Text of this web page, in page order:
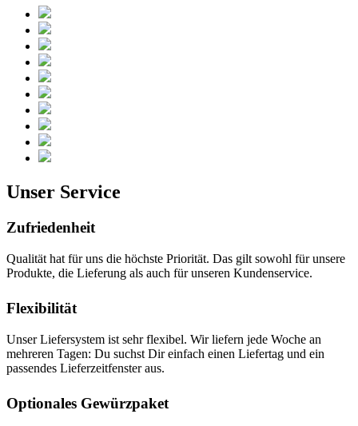
Unser Service
Zufriedenheit
Qualität hat für uns die höchste Priorität. Das gilt sowohl für unsere
Produkte, die Lieferung als auch für unseren Kundenservice.
Flexibilität
Unser Liefersystem ist sehr flexibel. Wir liefern jede Woche an
mehreren Tagen: Du suchst Dir einfach einen Liefertag und ein
passendes Lieferzeitfenster aus.
Optionales Gewürzpaket